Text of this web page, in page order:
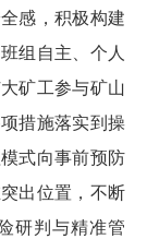
感，积极构建
组自主、个人
矿工参与矿山
措施落实到操
式向事前预防
出位置，不断
研判与精准管